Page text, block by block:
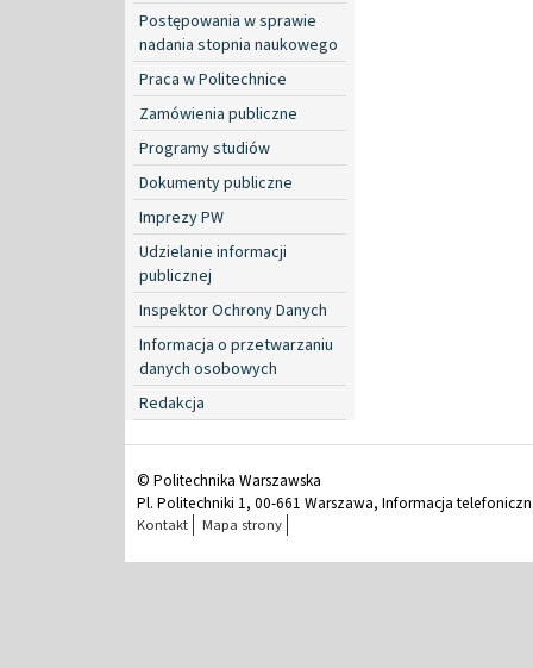
Postępowania w sprawie
nadania stopnia naukowego
Praca w Politechnice
Zamówienia publiczne
Programy studiów
Dokumenty publiczne
Imprezy PW
Udzielanie informacji
publicznej
Inspektor Ochrony Danych
Informacja o przetwarzaniu
danych osobowych
Redakcja
© Politechnika Warszawska
Pl. Politechniki 1, 00-661 Warszawa, Informacja
Kontakt Mapa strony